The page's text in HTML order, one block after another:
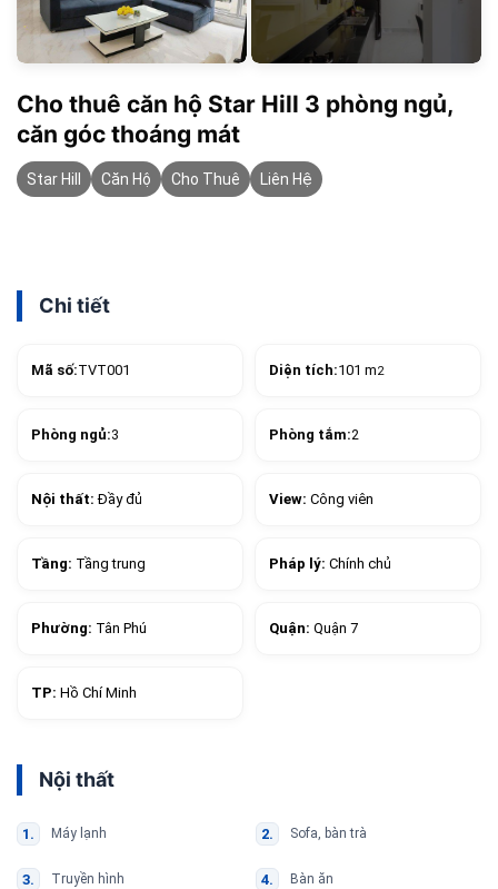
Cho thuê căn hộ Star Hill 3 phòng ngủ,
căn góc thoáng mát
Star Hill Căn Hộ Cho Thuê Liên Hệ
Chi tiết
Mã số:TVT001 Diện tích:101 m2
Phòng ngủ:3 Phòng tắm:2
Nội thất:Đầy đủ View: Công viên
Tầng: Tầng trung Pháp lý: Chính chủ
Phường: Tân Phú Quận: Quận 7
TP: Hồ Chí Minh
Nội thất
Máy lạnh Sofa, bàn trà
Truyền hình Bàn ăn